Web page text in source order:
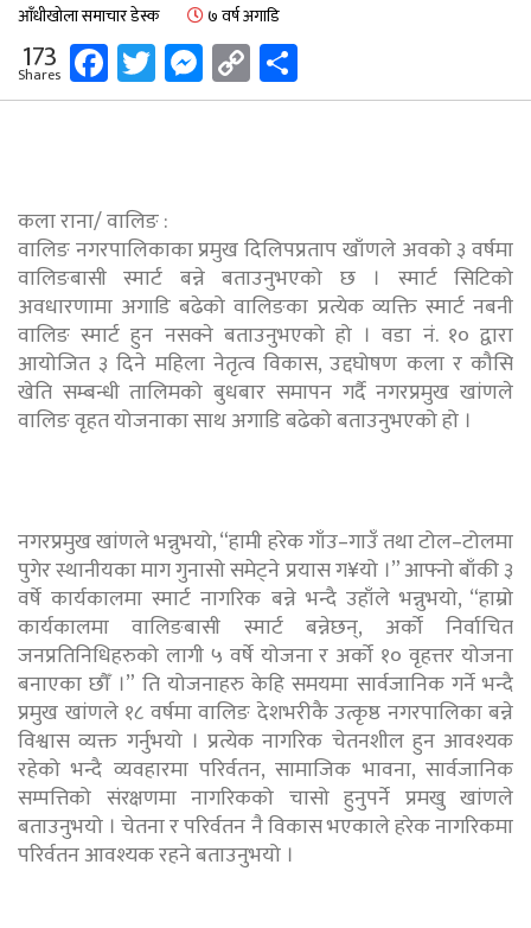
आँधीखोला समाचार डेस्क ७ वर्ष अगाडि
173
Shares Facebook
Twitter
Messenger
Copy
Link
कला राना/ वालिङ :
वालिङ नगरपालिकाका प्रमुख दिलिपप्रताप खाँणले अवको ३ वर्षमा
वालिङबासी स्मार्ट बन्ने बताउनुभएको छ । स्मार्ट सिटिको
अवधारणामा अगाडि बढेको वालिङका प्रत्येक व्यक्ति स्मार्ट नबनी
वालिङ स्मार्ट हुन नसक्ने बताउनुभएको हो । वडा नं. १० द्वारा
आयोजित ३ दिने महिला नेतृत्व विकास, उद्दघोषण कला र कौसि
खेति सम्बन्धी तालिमको बुधबार समापन गर्दै नगरप्रमुख खांणले
वालिङ वृहत योजनाका साथ अगाडि बढेको बताउनुभएको हो ।
नगरप्रमुख खांणले भन्नुभयो, “हामी हरेक गाँउ–गाउँ तथा टोल–टोलमा
पुगेर स्थानीयका माग गुनासो समेट्ने प्रयास ग¥यो ।” आफ्नो बाँकी ३
वर्षे कार्यकालमा स्मार्ट नागरिक बन्ने भन्दै उहाँले भन्नुभयो, “हाम्रो
कार्यकालमा वालिङबासी स्मार्ट बन्नेछन्, अर्को निर्वाचित
जनप्रतिनिधिहरुको लागी ५ वर्षे योजना र अर्को १० वृहत्तर योजना
बनाएका छौँ ।” ति योजनाहरु केहि समयमा सार्वजानिक गर्ने भन्दै
प्रमुख खांणले १८ वर्षमा वालिङ देशभरीकै उत्कृष्ठ नगरपालिका बन्ने
विश्वास व्यक्त गर्नुभयो । प्रत्येक नागरिक चेतनशील हुन आवश्यक
रहेको भन्दै व्यवहारमा परिर्वतन, सामाजिक भावना, सार्वजानिक
सम्पत्तिको संरक्षणमा नागरिकको चासो हुनुपर्ने प्रमखु खांणले
बताउनुभयो । चेतना र परिर्वतन नै विकास भएकाले हरेक नागरिकमा
परिर्वतन आवश्यक रहने बताउनुभयो ।